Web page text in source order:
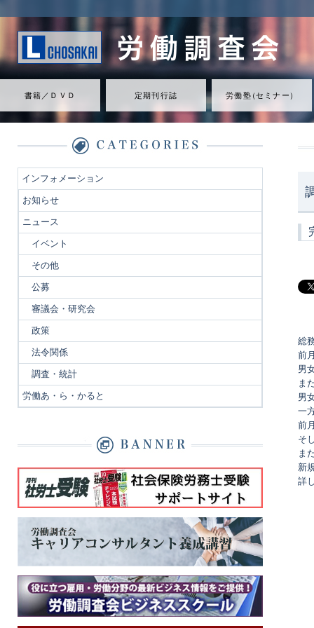
書籍／ＤＶＤ 定期刊行誌 労働塾（セミナ ー ）
総
前
男
ま
男
一
前
そ
ま
新
詳
インフォメーション
お知らせ
ニュース
イベント
その他
公募
審議会・研究会
政策
法令関係
調査・統計
労働あ・ら・かると